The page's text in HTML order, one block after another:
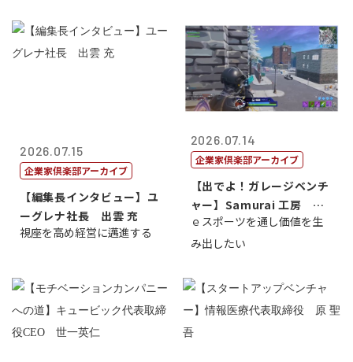
2026.07.15
企業家倶楽部アーカイブ
【編集長インタビュー】ユ
ーグレナ社長 出雲 充
視座を高め経営に邁進する
2026.07.14
企業家倶楽部アーカイブ
【出でよ！ガレージベンチ
ャー】Samurai 工房 代
表取締...
ｅスポーツを通し価値を生
み出したい